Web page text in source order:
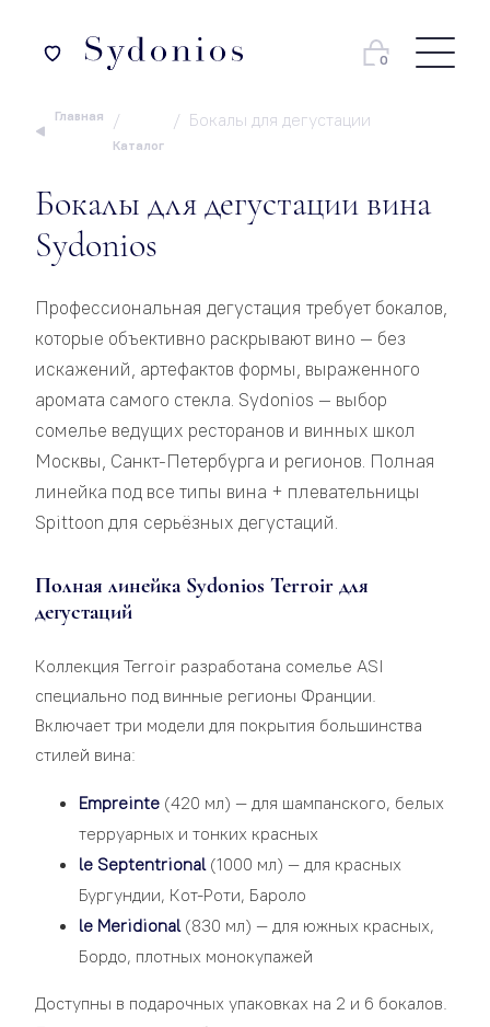
0
Главная
Каталог
Бокалы для дегустации
Бокалы для дегустации вина
Sydonios
Профессиональная дегустация требует бокалов,
которые объективно раскрывают вино — без
искажений, артефактов формы, выраженного
аромата самого стекла. Sydonios — выбор
сомелье ведущих ресторанов и винных школ
Москвы, Санкт-Петербурга и регионов. Полная
линейка под все типы вина + плевательницы
Spittoon для серьёзных дегустаций.
Полная линейка Sydonios Terroir для
дегустаций
Коллекция Terroir разработана сомелье ASI
специально под винные регионы Франции.
Включает три модели для покрытия большинства
стилей вина:
Empreinte (420 мл) — для шампанского, белых
терруарных и тонких красных
le Septentrional(1000 мл) — для красных
Бургундии, Кот-Роти, Бароло
le Meridional(830 мл) — для южных красных,
Бордо, плотных монокупажей
Доступны в подарочных упаковках на 2 и 6 бокалов.